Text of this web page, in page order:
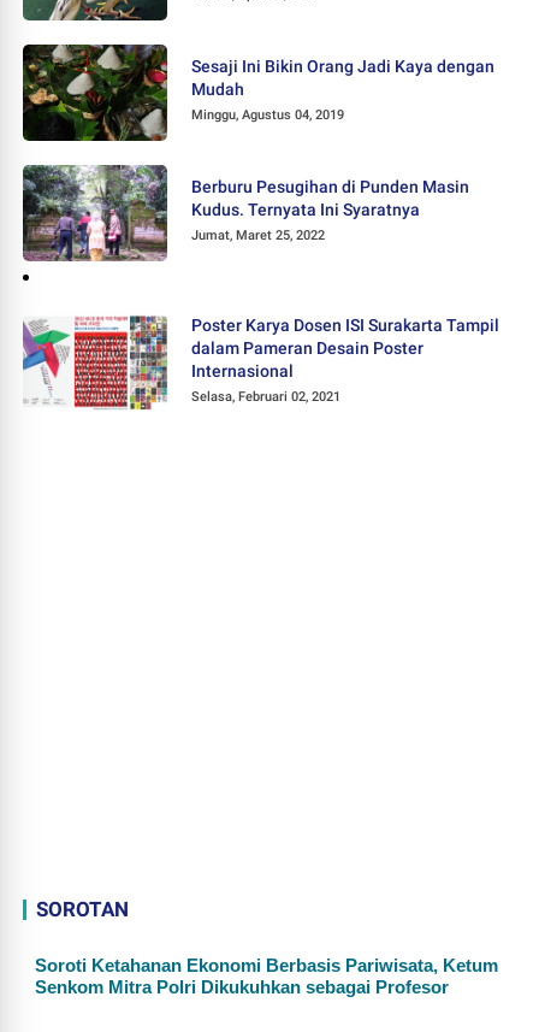
Sesaji Ini Bikin Orang Jadi Kaya dengan
Mudah
Minggu, Agustus 04, 2019
Berburu Pesugihan di Punden Masin
Kudus. Ternyata Ini Syaratnya
Jumat, Maret 25, 2022
Poster Karya Dosen ISI Surakarta Tampil
dalam Pameran Desain Poster
Internasional
Selasa, Februari 02, 2021
SOROTAN
Soroti Ketahanan Ekonomi Berbasis Pariwisata, Ketum
Senkom Mitra Polri Dikukuhkan sebagai Profesor